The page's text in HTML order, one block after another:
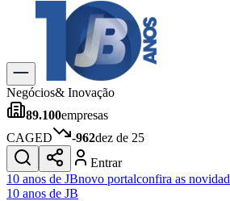
Explore Tudo
Últimas Notícias
Previsão do Tempo
Trânsito e Rotas
Dia a Dia & Lazer
Gastronomia
Cinema & Shows
JogosNovo
Para Sua Empresa
Negócios& Inovação
89.100empresas
CAGED
-962dez de 25
Entrar
10 anos de JBnovo portalconfira as
10 anos de JB